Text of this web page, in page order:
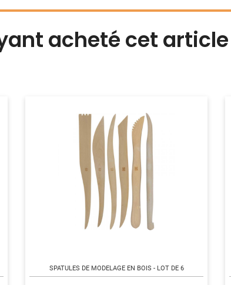
acheté cet
SPATULES DE MODELAGE EN BOIS - LOT DE 6